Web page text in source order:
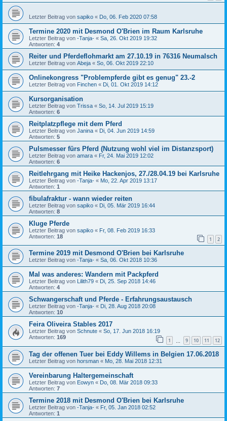
Letzter Beitrag von sapiko « Do, 06. Feb 2020 07:58
Termine 2020 mit Desmond O'Brien im Raum Karlsruhe
Letzter Beitrag von -Tanja- « Sa, 26. Okt 2019 19:32
Antworten: 4
Reiter und Pferdeflohmarkt am 27.10.19 in 76316 Neumalsch
Letzter Beitrag von Abeja « So, 06. Okt 2019 22:10
Onlinekongress "Problempferde gibt es genug" 23.-2
Letzter Beitrag von Finchen « Di, 01. Okt 2019 14:12
Kursorganisation
Letzter Beitrag von Trissa « So, 14. Jul 2019 15:19
Antworten: 6
Reitplatzpflege mit dem Pferd
Letzter Beitrag von Janina « Di, 04. Jun 2019 14:59
Antworten: 5
Pulsmesser fürs Pferd (Nutzung wohl viel im Distanzsport)
Letzter Beitrag von amara « Fr, 24. Mai 2019 12:02
Antworten: 6
Reitlehrgang mit Heike Hackenjos, 27./28.04.19 bei Karlsruhe
Letzter Beitrag von -Tanja- « Mo, 22. Apr 2019 13:17
Antworten: 1
fibulafraktur - wann wieder reiten
Letzter Beitrag von sapiko « Di, 05. Mär 2019 16:44
Antworten: 8
Kluge Pferde
Letzter Beitrag von sapiko « Fr, 08. Feb 2019 16:33
Antworten: 18 1 2
Termine 2019 mit Desmond O'Brien bei Karlsruhe
Letzter Beitrag von -Tanja- « Sa, 06. Okt 2018 10:36
Mal was anderes: Wandern mit Packpferd
Letzter Beitrag von Lilith79 « Di, 25. Sep 2018 14:46
Antworten: 4
Schwangerschaft und Pferde - Erfahrungsaustausch
Letzter Beitrag von -Tanja- « Di, 28. Aug 2018 20:08
Antworten: 10
Feira Oliveira Stables 2017
Letzter Beitrag von Schnute « So, 17. Jun 2018 16:19
Antworten: 169 1 9 10 11 12
Tag der offenen Tuer bei Eddy Willems in Belgien 17.06.2018
Letzter Beitrag von horsman « Mo, 28. Mai 2018 12:31
Vereinbarung Haltergemeinschaft
Letzter Beitrag von Eowyn « Do, 08. Mär 2018 09:33
Antworten: 7
Termine 2018 mit Desmond O'Brien bei Karlsruhe
Letzter Beitrag von -Tanja- « Fr, 05. Jan 2018 02:52
Antworten: 1